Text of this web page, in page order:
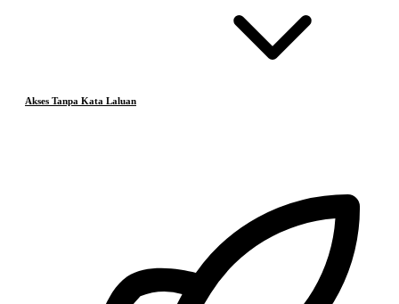
Akses Tanpa Kata Laluan